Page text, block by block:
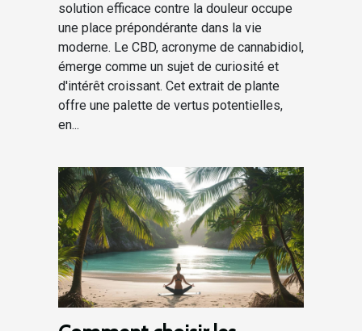
solution efficace contre la douleur occupe
une place prépondérante dans la vie
moderne. Le CBD, acronyme de cannabidiol,
émerge comme un sujet de curiosité et
d'intérêt croissant. Cet extrait de plante
offre une palette de vertus potentielles,
en...